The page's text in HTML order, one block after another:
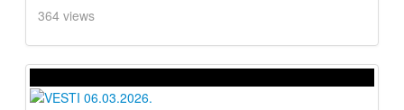
364 views